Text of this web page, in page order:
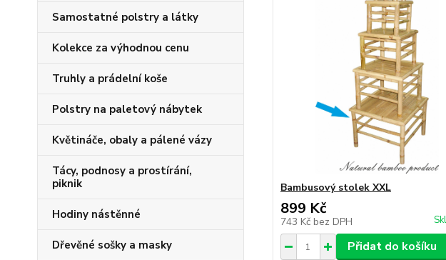
Samostatné polstry a látky
Kolekce za výhodnou cenu
Truhly a prádelní koše
Polstry na paletový nábytek
Květináče, obaly a pálené vázy
Tácy, podnosy a prostírání,
piknik
Hodiny nástěnné
Dřevěné sošky a masky
Bambusový stolek XXL
899 Kč
743 Kč bez DPH
Přidat do košíku